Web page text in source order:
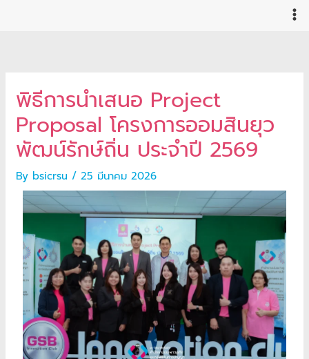
พิธีการนำเสนอ Project
Proposal โครงการออมสินยุว
พัฒน์รักษ์ถิ่น ประจำปี 2569
By bsicrsu/25 มีนาคม 2026